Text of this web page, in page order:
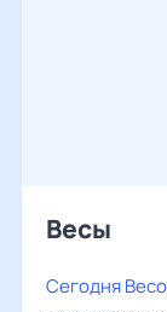
Весы ‌‌
Сегодня